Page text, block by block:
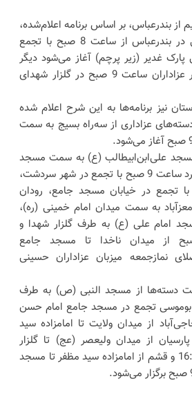
از بندرعباس، بر اساس برنامه اعلام‌شده،
مراسم تاسوعای حسینی در بندرعباس از ساعت 8 صبح با تجمع
پارک غدیر (زیر پرچم) آغاز می‌شود دیگر
مراسم این روز با حضور عزاداران ساعت 9 صبح در گلزار شهدای
نیز برنامه‌ها به این شرح اعلام شده
عزاداری از سه‌راه بسیج به سمت
ساعت 16:30 از مسجد علی‌ابن‌ابیطالب (ع) به سمت مسجد
فاطمه‌الزهرا (س)، بشاگرد ساعت 9 صبح با تجمع در شهر سردشت،
بندرلنگه ساعت 16:30 با تجمع در خیابان مسجد جامع، رودان
پشته معزآباد به سمت میدان امام خمینی (ره)،
17 از مسجد امام علی (ع) به طرف گلزار شهدا و
ساعت 10 صبح از میدان ناخدا تا مسجد جامع
نمازجمعه میزبان عزاداران حسینی
دسته‌ها از مسجد النبی (ص) به طرف
شهر ساعت 16، بوموسی تجمع در مسجد جامع امام حسن
صبح، حاجی‌آباد از میدان ولایت تا امامزاده سید
9 صبح، پارسیان از میدان ولیعصر (عج) تا گلزار
شهدای گمنام ساعت 16:30 و قشم از امامزاده سید مظفر تا مسجد